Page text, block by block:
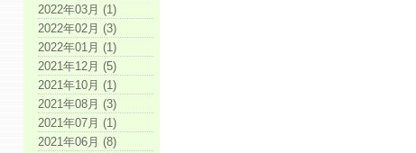
2022年03月 (1)
2022年02月 (3)
2022年01月 (1)
2021年12月 (5)
2021年10月 (1)
2021年08月 (3)
2021年07月 (1)
2021年06月 (8)